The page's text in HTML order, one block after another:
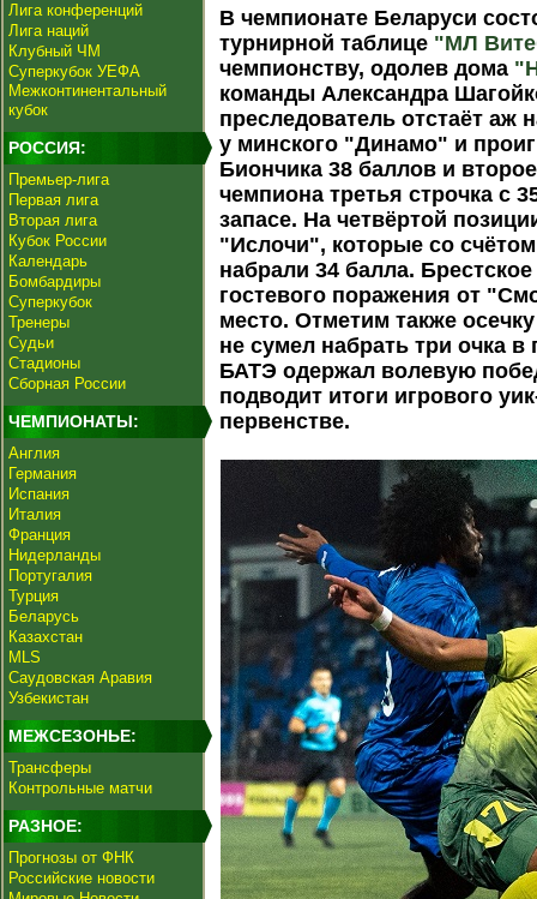
Лига конференций
Лига наций
Клубный ЧМ
Суперкубок УЕФА
Межконтинентальный
кубок
РОССИЯ:
Премьер-лига
Первая лига
Вторая лига
Кубок России
Календарь
Бомбардиры
Суперкубок
Тренеры
Судьи
Стадионы
Сборная России
ЧЕМПИОНАТЫ:
Англия
Германия
Испания
Италия
Франция
Нидерланды
Португалия
Турция
Беларусь
Казахстан
MLS
Саудовская Аравия
Узбекистан
МЕЖСЕЗОНЬЕ:
Трансферы
Контрольные матчи
РАЗНОЕ:
Прогнозы от ФНК
Российские новости
В чемпионате Беларуси
турнирной таблице "МЛ
чемпионству, одолев дома
команды Александра
преследователь отстаёт аж
у минского "Динамо" и
Биончика 38 баллов и
чемпиона третья строчка с
запасе. На четвёртой
"Ислочи", которые со
набрали 34 балла.
гостевого поражения от
место. Отметим также
не сумел набрать три очка
БАТЭ одержал волевую
подводит итоги игрового
первенстве.